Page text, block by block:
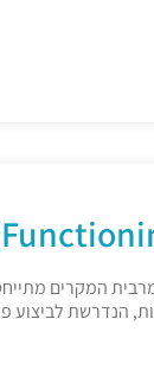
המקרים
הנדרשת לביצוע